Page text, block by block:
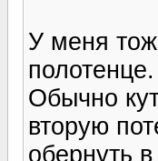
У меня
Обычно
вторую
обернуть